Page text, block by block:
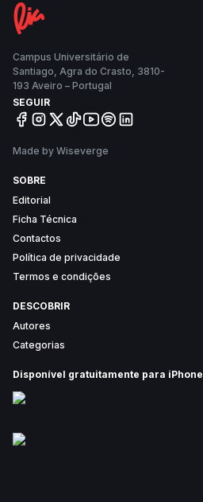
outra versatilidade à Nave”.
Campus Universitário de
Santiago, Agra do Crasto, 3810-
193 Aveiro – Portugal
SEGUIR
Made by Wiseverge
SOBRE
Editorial
Ficha Técnica
Contactos
Política de privacidade
Termos e condições
DESCOBRIR
Autores
Categorias
Disponível gratuitamente para